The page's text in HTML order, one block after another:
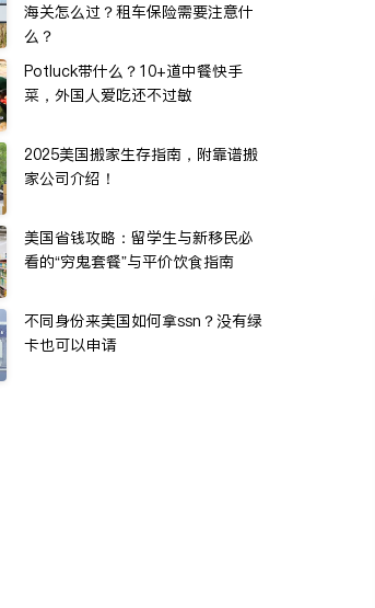
海关怎么过？租车保险需要注意什
么？
Potluck带什么？10+道中餐快手
菜，外国人爱吃还不过敏
2025美国搬家生存指南，附靠谱搬
家公司介绍！
美国省钱攻略：留学生与新移民必
看的“穷鬼套餐”与平价饮食指南
不同身份来美国如何拿ssn？没有绿
卡也可以申请